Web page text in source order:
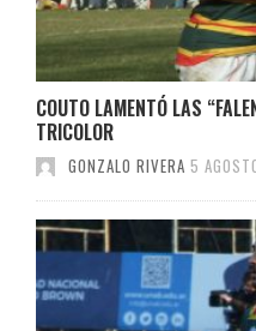
COUTO LAMENTÓ LAS
TRICOLOR
GONZALO RIVERA 5